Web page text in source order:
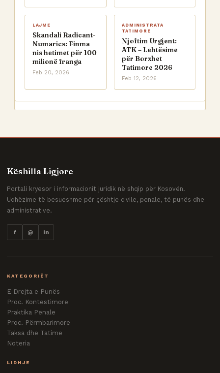
LAJME
Skandali Radicant-
Numarics: Finma
nis hetimet për 100
milionë franga
Feb 20, 2026
ADMINISTRATA
TATIMORE
Njoftim Urgjent:
ATK – Lehtësime
për Borxhet
Tatimore 2026
Feb 12, 2026
Këshilla Ligjore
Portali kryesor i informacionit juridik në shqip për Kosovën.
Udhëzime të besueshme për çështje civile, penale, të punës dhe
administrative.
f @ in
KATEGORIËT
E Drejta e Punës
Proc. Kontestimore
Praktika Penale
Proc. Përmbarimore
Taksa dhe Tatime
Noteria
LIDHJE